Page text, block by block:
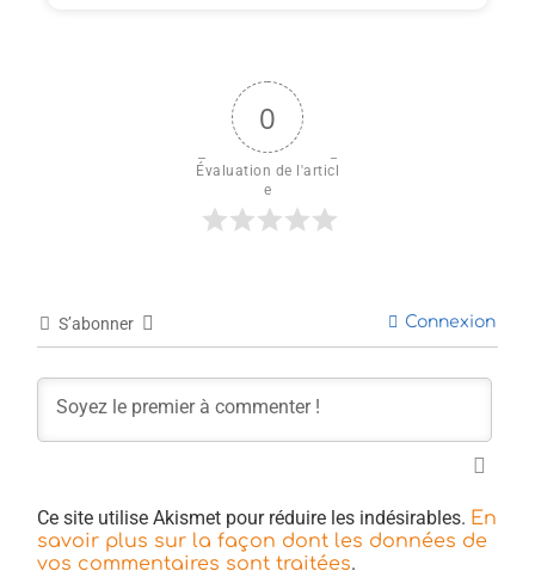
0
Évaluation de l'articl
e
S’abonner Connexion
Ce site utilise Akismet pour réduire les indésirables. En
savoir plus sur la façon dont les données de
vos commentaires sont traitées.